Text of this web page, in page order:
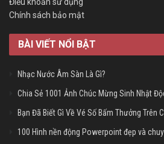
Chính sách bảo mật
BÀI VIẾT NỔI BẬT
Nhạc Nước Âm Sàn Là Gì?
Chia Sẻ 1001 Ảnh Chúc Mừng Sinh Nhật
Bạn Đã Biết Gì Về Vé Số Bấm Thưởng Trên
100 Hình nền động Powerpoint đẹp và